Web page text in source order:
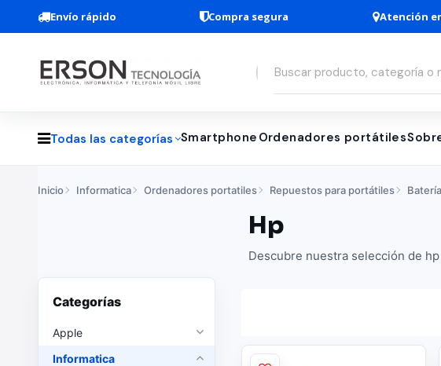
Envío rápido Compra segura Atención
Todas las categorías Smartphone Ordenadores portátiles
Inicio Informatica Ordenadores portatiles Repuestos para portátiles
Hp
Descubre nuestra selección de
Categorías
Apple
Informatica